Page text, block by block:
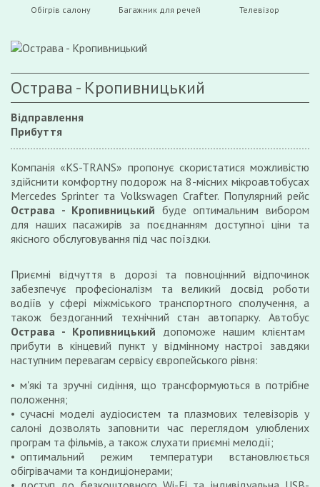
Обігрів салону Багажник для речей Телевізор
Острава - Кропивницький
Відправлення
Прибуття
Компанія «KS-TRANS» пропонує скористатися можливістю
здійснити комфортну подорож на 8-місних мікроавтобусах
Mercedes Sprinter та Volkswagen Crafter. Популярний рейс
Острава - Кропивницький буде оптимальним вибором
для наших пасажирів за поєднанням доступної ціни та
якісного обслуговування під час поїздки.
Приємні відчуття в дорозі та повноцінний відпочинок
забезпечує професіоналізм та великий досвід роботи
водіїв у сфері міжміського транспортного сполучення, а
також бездоганний технічний стан автопарку. Автобус
Острава - Кропивницький допоможе нашим клієнтам
прибути в кінцевий пункт у відмінному настрої завдяки
наступним перевагам сервісу європейського рівня:
м'які та зручні сидіння, що трансформуються в потрібне
положення;
сучасні моделі аудіосистем та плазмових телевізорів у
салоні дозволять заповнити час переглядом улюблених
програм та фільмів, а також слухати приємні мелодії;
оптимальний режим температури встановлюється
обігрівачами та кондиціонерами;